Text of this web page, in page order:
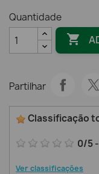
Quantidade

Partilhar
Classificação
0/5-
Ver classificações